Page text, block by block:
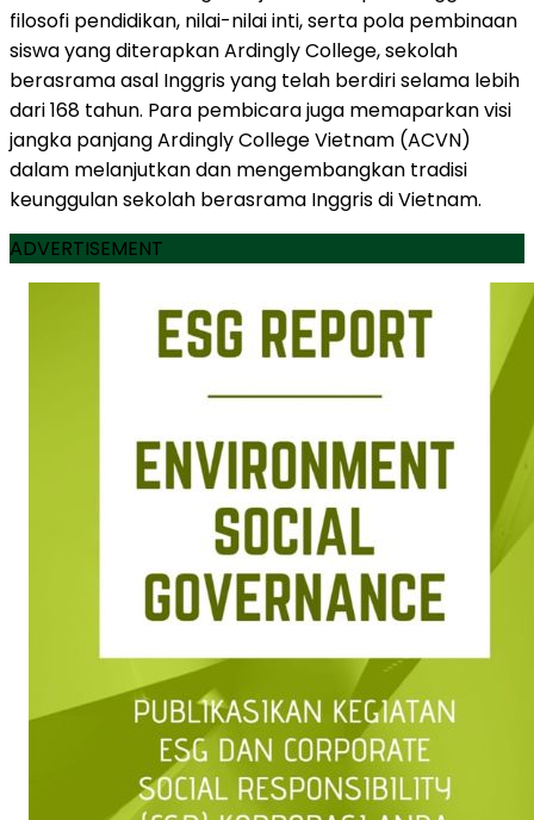
filosofi pendidikan, nilai-nilai inti, serta pola pembinaan
siswa yang diterapkan Ardingly College, sekolah
berasrama asal Inggris yang telah berdiri selama lebih
dari 168 tahun. Para pembicara juga memaparkan visi
jangka panjang Ardingly College Vietnam (ACVN)
dalam melanjutkan dan mengembangkan tradisi
keunggulan sekolah berasrama Inggris di Vietnam.
ADVERTISEMENT